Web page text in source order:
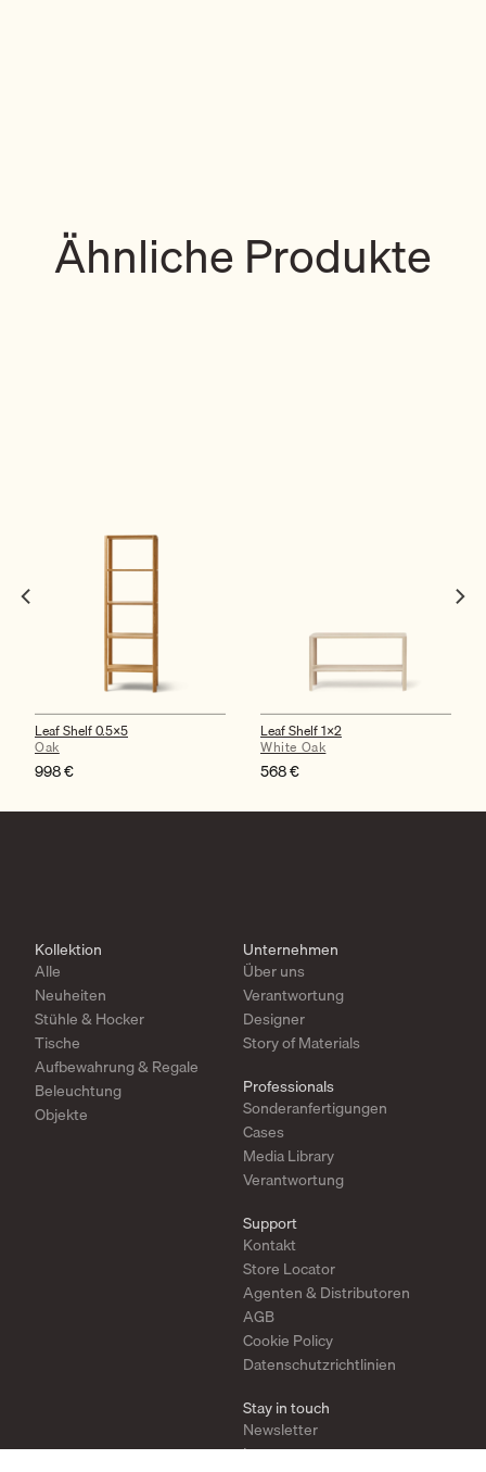
Ähnliche Produkte
Leaf Shelf 0.5×5
Oak
998€
Leaf Shelf 1×2
White Oak
568€
Kollektion
Alle
Neuheiten
Stühle & Hocker
Tische
Aufbewahrung & Regale
Beleuchtung
Objekte
Unternehmen
Über uns
Verantwortung
Designer
Story of Materials
Professionals
Sonderanfertigungen
Cases
Media Library
Verantwortung
Support
Kontakt
Store Locator
Agenten & Distributoren
AGB
Cookie Policy
Datenschutzrichtlinien
Stay in touch
Newsletter
Instagram